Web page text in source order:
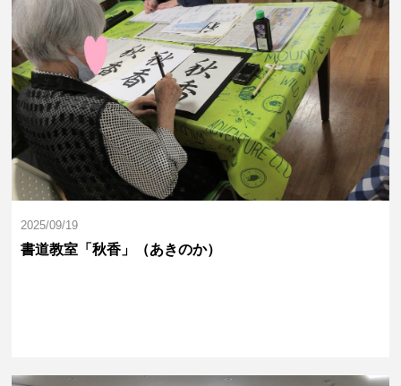
2025/09/19
書道教室「秋香」（あきのか）